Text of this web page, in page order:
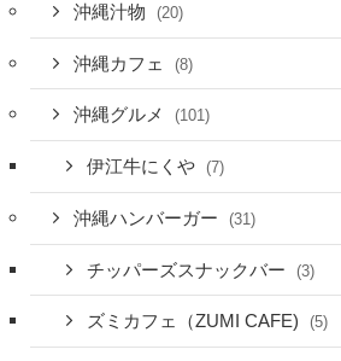
沖縄汁物 (20)
沖縄カフェ (8)
沖縄グルメ (101)
伊江牛にくや (7)
沖縄ハンバーガー (31)
チッパーズスナックバー (3)
ズミカフェ（ZUMI CAFE) (5)